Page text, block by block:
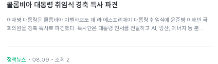
콜롬비아 대통령 취임식 경축 특사 파견
이재명 대통령은 콜롬비아 아벨라르도 데 라 에스프리에야 대통령 취임식에 윤준병·이해민 국
회의원을 경축 특사로 파견했다. 특사단은 대통령 친서를 전달하고 AI, 방산, 에너지 등 분…
정책뉴스 • 08.09 • 조회 2